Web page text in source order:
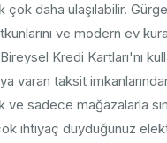
çok daha ulaşılabilir.
ve modern ev
Kredi Kartları'nı
varan taksit
sadece mağazalarla
ihtiyaç duyduğunuz